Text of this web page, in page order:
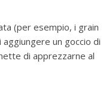
(per esempio, i grain
un goccio di
di apprezzarne al